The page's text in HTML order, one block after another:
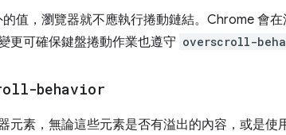
的值，瀏覽器就不應執行捲動鏈結。Chrome 會
更可確保鍵盤捲動作業也遵守 overscroll-
behavior
元素，無論這些元素是否有溢出的內容，或是使